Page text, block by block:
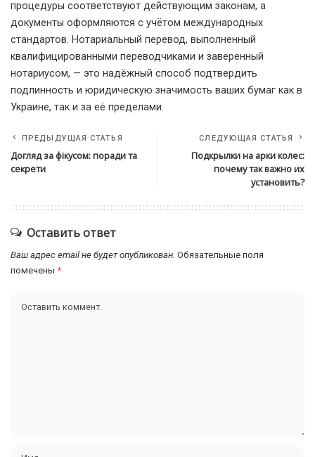
процедуры соответствуют действующим законам, а
документы оформляются с учётом международных
стандартов. Нотариальный перевод, выполненный
квалифицированными переводчиками и заверенный
нотариусом, — это надёжный способ подтвердить
подлинность и юридическую значимость ваших бумаг как в
Украине, так и за её пределами.
ПРЕДЫДУЩАЯ СТАТЬЯ
Догляд за фікусом: поради та
секрети
СЛЕДУЮЩАЯ СТАТЬЯ
Подкрылки на арки колес:
почему так важно их
установить?
Оставить ответ
Ваш адрес email не будет опубликован. Обязательные поля
помечены *